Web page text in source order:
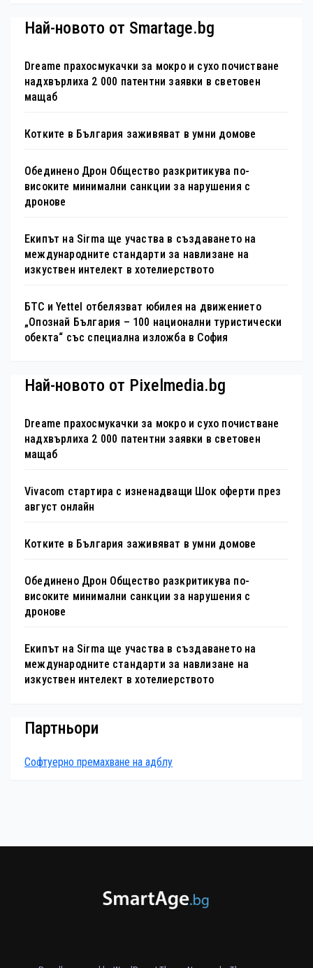
Най-новото от Smartage.bg
Dreame прахосмукачки за мокро и сухо почистване
надхвърлиха 2 000 патентни заявки в световен
мащаб
Котките в България заживяват в умни домове
Обединено Дрон Общество разкритикува по-
високите минимални санкции за нарушения с
дронове
Екипът на Sirma ще участва в създаването на
международните стандарти за навлизане на
изкуствен интелект в хотелиерството
БТС и Yettel отбелязват юбилея на движението
„Опознай България – 100 национални туристически
обекта“ със специална изложба в София
Най-новото от Pixelmedia.bg
Dreame прахосмукачки за мокро и сухо почистване
надхвърлиха 2 000 патентни заявки в световен
мащаб
Vivacom стартира с изненадващи Шок оферти през
август онлайн
Котките в България заживяват в умни домове
Обединено Дрон Общество разкритикува по-
високите минимални санкции за нарушения с
дронове
Екипът на Sirma ще участва в създаването на
международните стандарти за навлизане на
изкуствен интелект в хотелиерството
Партньори
Софтуерно премахване на адблу